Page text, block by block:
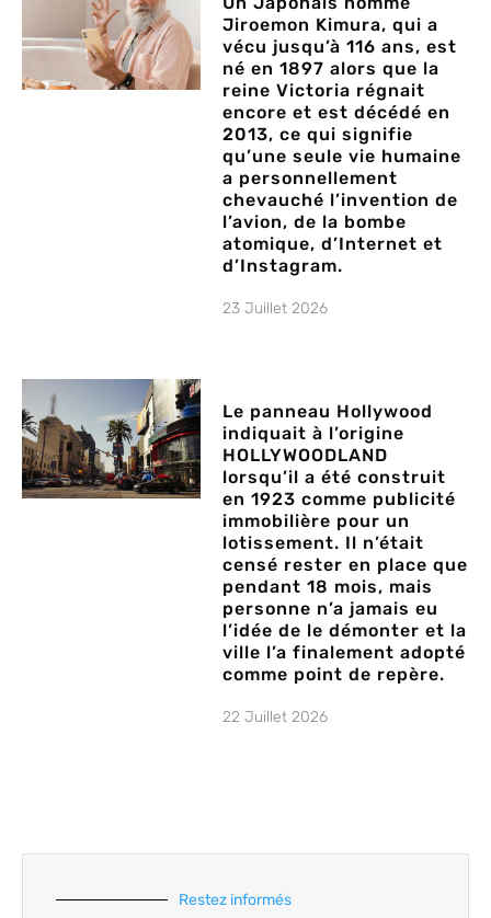
Jiroemon Kimura, qui a
vécu jusqu’à 116 ans, est
né en 1897 alors que la
reine Victoria régnait
encore et est décédé en
2013, ce qui signifie
qu’une seule vie humaine
a personnellement
chevauché l’invention de
l’avion, de la bombe
atomique, d’Internet et
d’Instagram.
23 Juillet 2026
Le panneau Hollywood
indiquait à l’origine
HOLLYWOODLAND
lorsqu’il a été construit
en 1923 comme publicité
immobilière pour un
lotissement. Il n’était
censé rester en place que
pendant 18 mois, mais
personne n’a jamais eu
l’idée de le démonter et la
ville l’a finalement adopté
comme point de repère.
22 Juillet 2026
Restez informés